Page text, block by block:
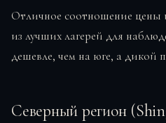
Отличное соотношение цены
из лучших лагерей для
дешевле, чем на юге, а дикой
Северный регион